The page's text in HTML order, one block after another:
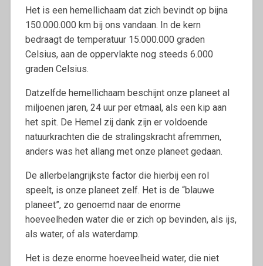
Het is een hemellichaam dat zich bevindt op bijna
150.000.000 km bij ons vandaan. In de kern
bedraagt de temperatuur 15.000.000 graden
Celsius, aan de oppervlakte nog steeds 6.000
graden Celsius.
Datzelfde hemellichaam beschijnt onze planeet al
miljoenen jaren, 24 uur per etmaal, als een kip aan
het spit. De Hemel zij dank zijn er voldoende
natuurkrachten die de stralingskracht afremmen,
anders was het allang met onze planeet gedaan.
De allerbelangrijkste factor die hierbij een rol
speelt, is onze planeet zelf. Het is de “blauwe
planeet”, zo genoemd naar de enorme
hoeveelheden water die er zich op bevinden, als ijs,
als water, of als waterdamp.
Het is deze enorme hoeveelheid water, die niet